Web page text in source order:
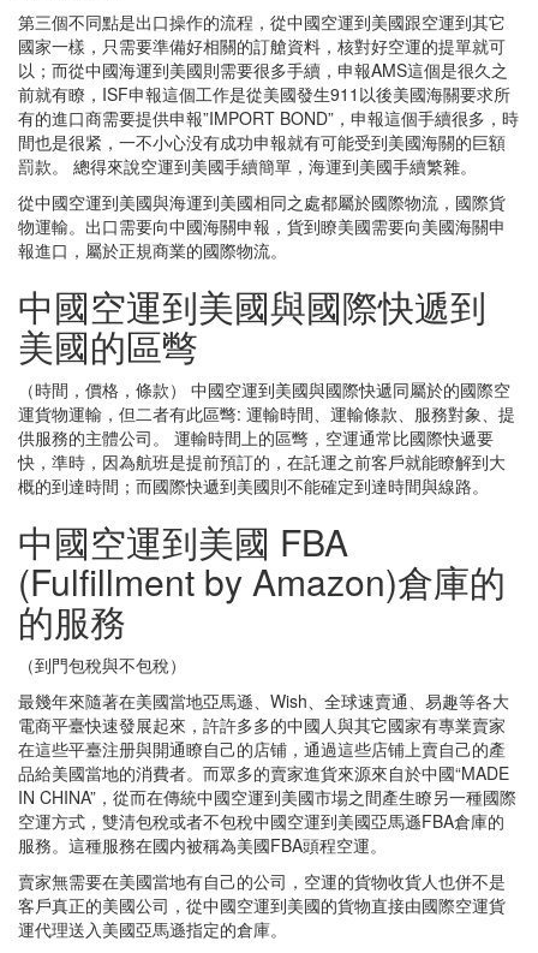
第三個不同點是出口操作的流程，從中國空運到美國跟空運到其它
國家一樣，只需要準備好相關的訂艙資料，核對好空運的提單就可
以；而從中國海運到美國則需要很多手續，申報AMS這個是很久之
前就有瞭，ISF申報這個工作是從美國發生911以後美國海關要求所
有的進口商需要提供申報”IMPORT BOND”，申報這個手續很多，時
間也是很紧，一不小心没有成功申報就有可能受到美國海關的巨額
罰款。 總得來說空運到美國手續簡單，海運到美國手續繁雜。
從中國空運到美國與海運到美國相同之處都屬於國際物流，國際貨
物運輸。出口需要向中國海關申報，貨到瞭美國需要向美國海關申
報進口，屬於正規商業的國際物流。
中國空運到美國與國際快遞到
美國的區彆
（時間，價格，條款） 中國空運到美國與國際快遞同屬於的國際空
運貨物運輸，但二者有此區彆: 運輸時間、運輸條款、服務對象、提
供服務的主體公司。 運輸時間上的區彆，空運通常比國際快遞要
快，準時，因為航班是提前預訂的，在託運之前客戶就能瞭解到大
概的到達時間；而國際快遞到美國則不能確定到達時間與線路。
中國空運到美國 FBA
(Fulfillment by Amazon)倉庫的
的服務
（到門包稅與不包稅）
最幾年來隨著在美國當地亞馬遜、Wish、全球速賣通、易趣等各大
電商平臺快速發展起來，許許多多的中國人與其它國家有專業賣家
在這些平臺注册與開通瞭自己的店铺，通過這些店铺上賣自己的產
品給美國當地的消費者。而眾多的賣家進貨來源來自於中國“MADE
IN CHINA”，從而在傳統中國空運到美國市場之間產生瞭另一種國際
空運方式，雙清包稅或者不包稅中國空運到美國亞馬遜FBA倉庫的
服務。這種服務在國内被稱為美國FBA頭程空運。
賣家無需要在美國當地有自己的公司，空運的貨物收貨人也併不是
客戶真正的美國公司，從中國空運到美國的貨物直接由國際空運貨
運代理送入美國亞馬遜指定的倉庫。